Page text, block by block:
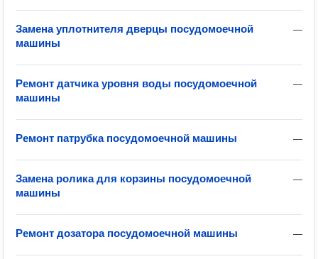
—
Замена уплотнителя дверцы посудомоечной
машины
—
Ремонт датчика уровня воды посудомоечной
машины
—
Ремонт патрубка посудомоечной машины
—
Замена ролика для корзины посудомоечной
машины
—
Ремонт дозатора посудомоечной машины